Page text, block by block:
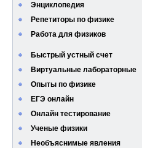
Энциклопедия
Репетиторы по физике
Работа для физиков
Быстрый устный счет
Виртуальные лабораторные
Опыты по физике
ЕГЭ онлайн
Онлайн тестирование
Ученые физики
Необъяснимые явления